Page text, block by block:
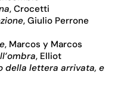
, Crocetti
, Giulio Perrone
, Marcos y Marcos
, Elliot
della lettera arrivata, e